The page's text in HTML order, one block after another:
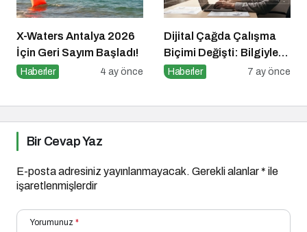
X-Waters Antalya 2026
İçin Geri Sayım Başladı!
Haberler 4 ay önce
Dijital Çağda Çalışma
Biçimi Değişti: Bilgiyle
Para Kazananların Yeni
Haberler 7 ay önce
Bir Cevap Yaz
E-posta adresiniz yayınlanmayacak. Gerekli alanlar* ile
işaretlenmişlerdir
Yorumunuz *